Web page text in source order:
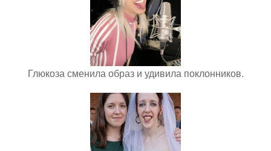
Глюкоза сменила образ и удивила поклонников.